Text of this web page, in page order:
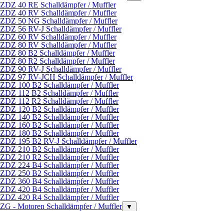
ZDZ 40 RE Schalldämpfer / Muffler
ZDZ 40 RV Schalldämpfer / Muffler
ZDZ 50 NG Schalldämpfer / Muffler
ZDZ 56 RV-J Schalldämpfer / Muffler
ZDZ 60 RV Schalldämpfer / Muffler
ZDZ 80 RV Schalldämpfer / Muffler
ZDZ 80 B2 Schalldämpfer / Muffler
ZDZ 80 R2 Schalldämpfer / Muffler
ZDZ 90 RV-J Schalldämpfer / Muffler
ZDZ 97 RV-JCH Schalldämpfer / Muffler
ZDZ 100 B2 Schalldämpfer / Muffler
ZDZ 112 B2 Schalldämpfer / Muffler
ZDZ 112 R2 Schalldämpfer / Muffler
ZDZ 120 B2 Schalldämpfer / Muffler
ZDZ 140 B2 Schalldämpfer / Muffler
ZDZ 160 B2 Schalldämpfer / Muffler
ZDZ 180 B2 Schalldämpfer / Muffler
ZDZ 195 B2 RV-J Schalldämpfer / Muffler
ZDZ 210 B2 Schalldämpfer / Muffler
ZDZ 210 R2 Schalldämpfer / Muffler
ZDZ 224 B4 Schalldämpfer / Muffler
ZDZ 250 B2 Schalldämpfer / Muffler
ZDZ 360 B4 Schalldämpfer / Muffler
ZDZ 420 B4 Schalldämpfer / Muffler
ZDZ 420 R4 Schalldämpfer / Muffler
ZG - Motoren Schalldämpfer / Muffler
▼